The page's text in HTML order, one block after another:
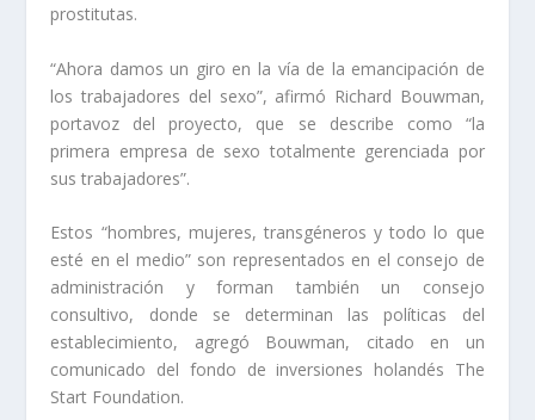
prostitutas.
“Ahora damos un giro en la vía de la emancipación de
los trabajadores del sexo”, afirmó Richard Bouwman,
portavoz del proyecto, que se describe como “la
primera empresa de sexo totalmente gerenciada por
sus trabajadores”.
Estos “hombres, mujeres, transgéneros y todo lo que
esté en el medio” son representados en el consejo de
administración y forman también un consejo
consultivo, donde se determinan las políticas del
establecimiento, agregó Bouwman, citado en un
comunicado del fondo de inversiones holandés The
Start Foundation.